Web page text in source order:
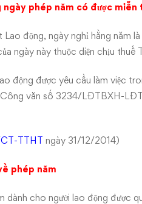
ngày phép năm có được miễn
Lao động, ngày nghỉ hằng năm
ngày này thuộc diện chịu
động được yêu cầu làm việc
văn số 3234/LĐTBXH-
TTHT ngày 31/12/2014)
phép năm
dành cho người lao động được